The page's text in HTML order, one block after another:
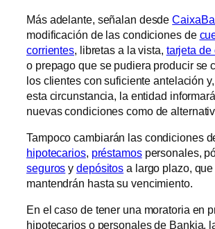
Más adelante, señalan desde
modificación de las condiciones de
corrientes, libretas a la vista, tarjeta de
o prepago que se pudiera producir se
los clientes con suficiente antelación
esta circunstancia, la entidad
nuevas condiciones como de
Tampoco cambiarán las condiciones
hipotecarios, préstamospersonales,
seguros ydepósitos a largo plazo,
mantendrán hasta su vencimiento.
En el caso de tener una moratoria en
hipotecarios o personales de Bankia,